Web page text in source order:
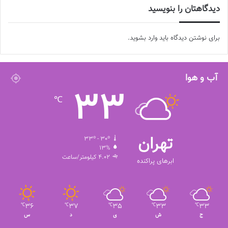
دیدگاهتان را بنویسید
برای نوشتن دیدگاه باید وارد بشوید.
آب و هوا
تهران
ابرهای پراکنده
33
℃
33º - 30º
13%
4.02 کیلومتر/ساعت
33
℃
ج
33
℃
ش
35
℃
ی
37
℃
د
36
℃
س